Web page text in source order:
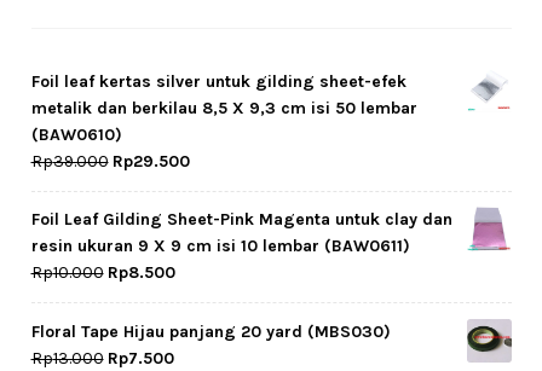
Foil leaf kertas silver untuk gilding sheet-efek
metalik dan berkilau 8,5 X 9,3 cm isi 50 lembar
(BAW0610)
Rp39.000 Original
price
was:
Rp39.000.
Rp29.500Current
price
is:
Rp29.500.
Foil Leaf Gilding Sheet-Pink Magenta untuk clay dan
resin ukuran 9 X 9 cm isi 10 lembar (BAW0611)
Rp10.000 Original
price
was:
Rp10.000.
Rp8.500Current
price
is:
Rp8.500.
Floral Tape Hijau panjang 20 yard (MBS030)
Rp13.000 Original
Rp7.500Current